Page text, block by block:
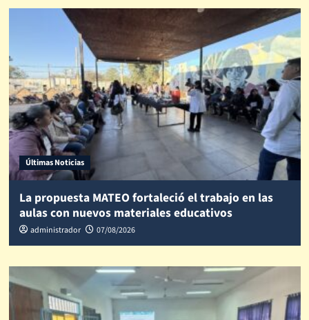
Últimas Noticias
La propuesta MATEO fortaleció el trabajo en las
aulas con nuevos materiales educativos
administrador 07/08/2026